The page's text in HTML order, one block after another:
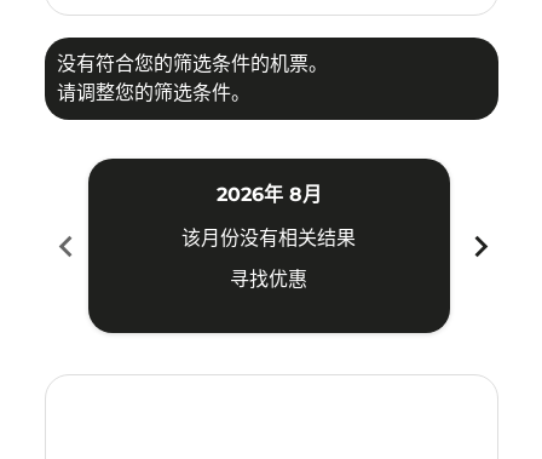
没有符合您的筛选条件的机票。
请调整您的筛选条件。
chevron_left
2026年 8月
该月份没有相关结果
寻找优惠
chevron_right